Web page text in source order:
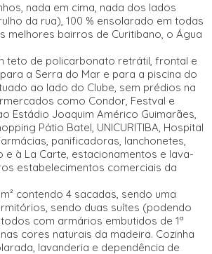
nada em cima, nada dos lados
da rua), 100 % ensolarado em todas
melhores bairros de Curitibano, o Água
teto de policarbonato retrátil, frontal e
a Serra do Mar e para a piscina do
ao lado do Clube, sem prédios na
como Condor, Festval e
Estádio Joaquim Américo Guimarães,
Pátio Batel, UNICURITIBA, Hospital
panificadoras, lanchonetes,
e à La Carte, estacionamentos e lava-
estabelecimentos comerciais da
contendo 4 sacadas, sendo uma
sendo duas suítes (podendo
com armários embutidos de 1ª
cores naturais da madeira. Cozinha
lavanderia e dependência de